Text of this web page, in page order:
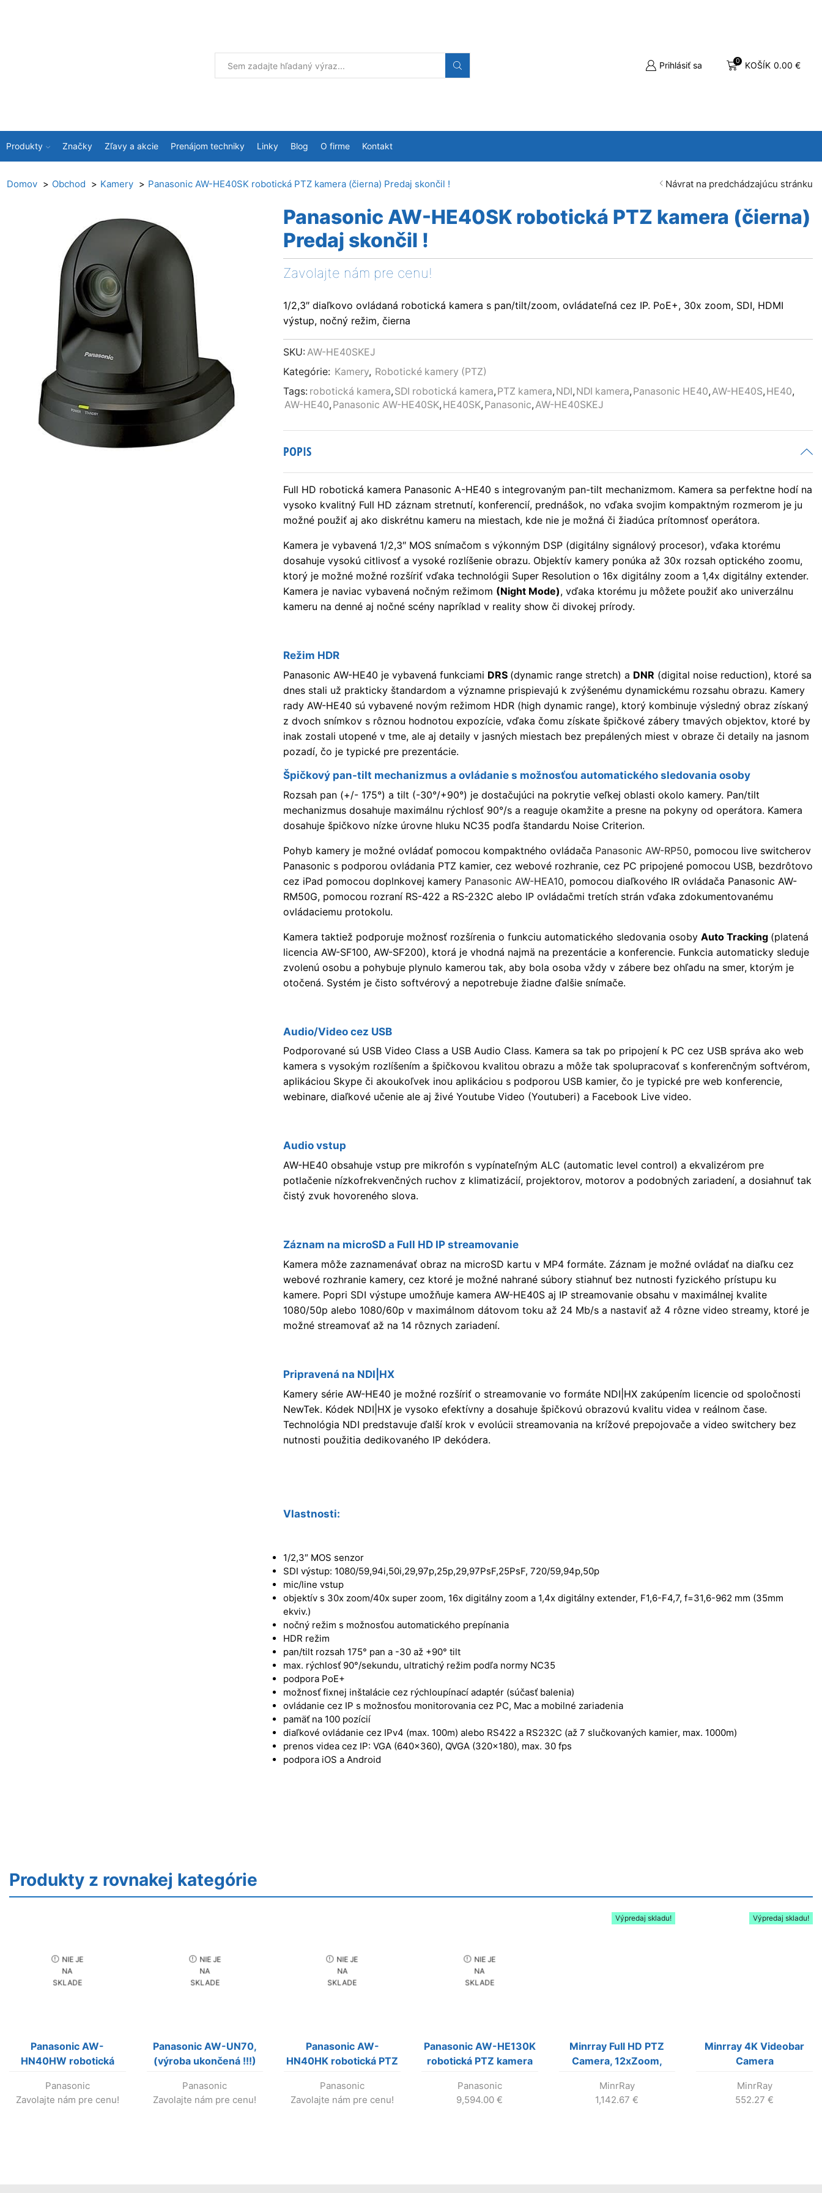
Prihlásiť sa 0 KOŠÍK 0.00 €
Produkty Značky Zľavy a akcie Prenájom techniky Linky Blog O firme Kontakt
Domov Obchod Kamery Panasonic AW-HE40SK robotická PTZ kamera (čierna) Predaj skončil ! Návrat na predchádzajúcu stránku
Panasonic AW-HE40SK robotická PTZ kamera (čierna)
Predaj skončil !
Zavolajte nám pre cenu!
1/2,3″ diaľkovo ovládaná robotická kamera s pan/tilt/zoom, ovládateľná cez IP. PoE+, 30x zoom, SDI, HDMI
výstup, nočný režim, čierna
SKU: AW-HE40SKEJ
Kategórie: Kamery, Robotické kamery (PTZ)
Tags: robotická kamera, SDI robotická kamera, PTZ kamera, NDI, NDI kamera, Panasonic HE40,AW-HE40S, HE40,
AW-HE40, Panasonic AW-HE40SK, HE40SK, Panasonic,AW-HE40SKEJ
POPIS
Full HD robotická kamera Panasonic A-HE40 s integrovaným pan-tilt mechanizmom. Kamera sa perfektne hodí na
vysoko kvalitný Full HD záznam stretnutí, konferencií, prednášok, no vďaka svojim kompaktným rozmerom je ju
možné použiť aj ako diskrétnu kameru na miestach, kde nie je možná či žiadúca prítomnosť operátora.
Kamera je vybavená 1/2,3″ MOS snímačom s výkonným DSP (digitálny signálový procesor), vďaka ktorému
dosahuje vysokú citlivosť a vysoké rozlíšenie obrazu. Objektív kamery ponúka až 30x rozsah optického zoomu,
ktorý je možné možné rozšíriť vďaka technológii Super Resolution o 16x digitálny zoom a 1,4x digitálny extender.
Kamera je naviac vybavená nočným režimom (Night Mode), vďaka ktorému ju môžete použiť ako univerzálnu
kameru na denné aj nočné scény napríklad v reality show či divokej prírody.
Režim HDR
Panasonic AW-HE40 je vybavená funkciami DRS (dynamic range stretch) a DNR (digital noise reduction), ktoré sa
dnes stali už prakticky štandardom a významne prispievajú k zvýšenému dynamickému rozsahu obrazu. Kamery
rady AW-HE40 sú vybavené novým režimom HDR (high dynamic range), ktorý kombinuje výsledný obraz získaný
z dvoch snímkov s rôznou hodnotou expozície, vďaka čomu získate špičkové zábery tmavých objektov, ktoré by
inak zostali utopené v tme, ale aj detaily v jasných miestach bez prepálených miest v obraze či detaily na jasnom
pozadí, čo je typické pre prezentácie.
Špičkový pan-tilt mechanizmus a ovládanie s možnosťou automatického sledovania osoby
Rozsah pan (+/- 175°) a tilt (-30°/+90°) je dostačujúci na pokrytie veľkej oblasti okolo kamery. Pan/tilt
mechanizmus dosahuje maximálnu rýchlosť 90°/s a reaguje okamžite a presne na pokyny od operátora. Kamera
dosahuje špičkovo nízke úrovne hluku NC35 podľa štandardu Noise Criterion.
Pohyb kamery je možné ovládať pomocou kompaktného ovládača Panasonic AW-RP50, pomocou live switcherov
Panasonic s podporou ovládania PTZ kamier, cez webové rozhranie, cez PC pripojené pomocou USB, bezdrôtovo
cez iPad pomocou doplnkovej kamery Panasonic AW-HEA10, pomocou diaľkového IR ovládača Panasonic AW-
RM50G, pomocou rozraní RS-422 a RS-232C alebo IP ovládačmi tretích strán vďaka zdokumentovanému
ovládaciemu protokolu.
Kamera taktiež podporuje možnosť rozšírenia o funkciu automatického sledovania osoby Auto Tracking (platená
licencia AW-SF100, AW-SF200), ktorá je vhodná najmä na prezentácie a konferencie. Funkcia automaticky sleduje
zvolenú osobu a pohybuje plynulo kamerou tak, aby bola osoba vždy v zábere bez ohľadu na smer, ktorým je
otočená. Systém je čisto softvérový a nepotrebuje žiadne ďalšie snímače.
Audio/Video cez USB
Podporované sú USB Video Class a USB Audio Class. Kamera sa tak po pripojení k PC cez USB správa ako web
kamera s vysokým rozlíšením a špičkovou kvalitou obrazu a môže tak spolupracovať s konferenčným softvérom,
aplikáciou Skype či akoukoľvek inou aplikáciou s podporou USB kamier, čo je typické pre web konferencie,
webinare, diaľkové učenie ale aj živé Youtube Video (Youtuberi) a Facebook Live video.
Audio vstup
AW-HE40 obsahuje vstup pre mikrofón s vypínateľným ALC (automatic level control) a ekvalizérom pre
potlačenie nízkofrekvenčných ruchov z klimatizácií, projektorov, motorov a podobných zariadení, a dosiahnuť tak
čistý zvuk hovoreného slova.
Záznam na microSD a Full HD IP streamovanie
Kamera môže zaznamenávať obraz na microSD kartu v MP4 formáte. Záznam je možné ovládať na diaľku cez
webové rozhranie kamery, cez ktoré je možné nahrané súbory stiahnuť bez nutnosti fyzického prístupu ku
kamere. Popri SDI výstupe umožňuje kamera AW-HE40S aj IP streamovanie obsahu v maximálnej kvalite
1080/50p alebo 1080/60p v maximálnom dátovom toku až 24 Mb/s a nastaviť až 4 rôzne video streamy, ktoré je
možné streamovať až na 14 rôznych zariadení.
Pripravená na NDI|HX
Kamery série AW-HE40 je možné rozšíriť o streamovanie vo formáte NDI|HX zakúpením licencie od spoločnosti
NewTek. Kódek NDI|HX je vysoko efektívny a dosahuje špičkovú obrazovú kvalitu videa v reálnom čase.
Technológia NDI predstavuje ďalší krok v evolúcii streamovania na krížové prepojovače a video switchery bez
nutnosti použitia dedikovaného IP dekódera.
Vlastnosti:
1/2,3″ MOS senzor
SDI výstup: 1080/59,94i,50i,29,97p,25p,29,97PsF,25PsF, 720/59,94p,50p
mic/line vstup
objektív s 30x zoom/40x super zoom, 16x digitálny zoom a 1,4x digitálny extender, F1,6-F4,7, f=31,6-962 mm (35mm
ekviv.)
nočný režim s možnosťou automatického prepínania
HDR režim
pan/tilt rozsah 175° pan a -30 až +90° tilt
max. rýchlosť 90°/sekundu, ultratichý režim podľa normy NC35
podpora PoE+
možnosť fixnej inštalácie cez rýchloupínací adaptér (súčasť balenia)
ovládanie cez IP s možnosťou monitorovania cez PC, Mac a mobilné zariadenia
pamäť na 100 pozícií
diaľkové ovládanie cez IPv4 (max. 100m) alebo RS422 a RS232C (až 7 slučkovaných kamier, max. 1000m)
prenos videa cez IP: VGA (640×360), QVGA (320×180), max. 30 fps
podpora iOS a Android
Produkty z rovnakej kategórie
NIE JE
NA
SKLADE
Panasonic AW-
HN40HW robotická
(Výroba skončila!)
Panasonic
Zavolajte nám pre cenu!
NIE JE
NA
SKLADE
Panasonic AW-UN70,
(výroba ukončená !!!)
Panasonic
Zavolajte nám pre cenu!
NIE JE
NA
SKLADE
Panasonic AW-
HN40HK robotická PTZ
(Výroba skončila!)
Panasonic
Zavolajte nám pre cenu!
NIE JE
NA
SKLADE
Panasonic AW-HE130K
robotická PTZ kamera
Skončila!!!
Panasonic
9,594.00€
Výpredaj skladu!
Minrray Full HD PTZ
Camera, 12xZoom,
MinrRay
1,142.67€
Výpredaj skladu!
Minrray 4K Videobar
Camera
MinrRay
552.27€